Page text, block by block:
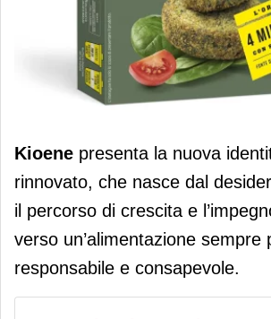
Kioene cambia volto con
packaging che dà voce al
cambiamento
Kioene presenta la nuova
rinnovato, che nasce dal
il percorso di crescita e
verso un’alimentazione sempre
responsabile e consapevole.